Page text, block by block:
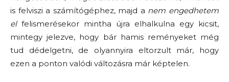
is felviszi a számítógéphez, majd a nem engedhetem
elfelismerésekor mintha újra elhalkulna egy kicsit,
mintegy jelezve, hogy bár hamis reményeket még
tud dédelgetni, de olyannyira eltorzult már, hogy
ezen a ponton valódi változásra már képtelen.